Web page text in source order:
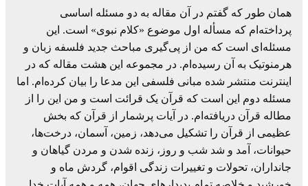
همان طور که گفتم در آن مقاله به دو مسئله اساسی
پرداخته‌ام که مسأله اول موضوع «کلام نبوی» است. این
مسئله‌ای است که من از پی‌گیری مباحث جدید فلسفه زبان و
هرمنوتیک به آن رسیده‌ام. در مجموعه این هشت مقاله که در
اینترنت منتشر شده مبانی فلسفی این مدعا را بیان کرده‌ام. اما
مسئله دوم این است که قرآن یک قرائت است و من این را از
مطاله قرآن دریافته‌ام. در آیات پرشمار از قرآن که بخش
عظیمی از قرآن را تشکیل می‌دهد، زمین، آسمان، درخت‌ها،
حیوانات، آمد و شد شب و روز، زنده شدن و مردن گیاهان و
جانداران، تحولات و تغییرات زندگی اقوام، گردش ماه و